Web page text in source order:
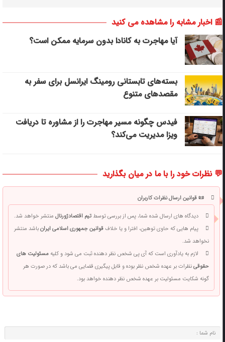
📰 اخبار مشابه را مشاهده می کنید
آیا مهاجرت به کانادا بدون سرمایه ممکن است؟
بسته‌های تابستانی رومینگ ایرانسل برای سفر به
مقصدهای متنوع
فیدس چگونه مسیر مهاجرت را از مشاوره تا دریافت
ویزا مدیریت می‌کند؟
💬 نظرات خود را با ما در میان بگذارید
📜 قوانین ارسال نظرات کاربران
دیدگاه های ارسال شده شما، پس از بررسی توسطتیم اقتصادژورنالمنتشر خواهد شد.
پیام هایی که حاوی توهین، افترا و یا خلافقوانین جمهوری اسلامی ایرانباشد منتشر
نخواهد شد.
لازم به یادآوری است که آی پی شخص نظر دهنده ثبت می شود و کلیهمسئولیت های
حقوقینظرات بر عهده شخص نظر بوده و قابل پیگیری قضایی می باشد که در صورت هر
گونه شکایت مسئولیت بر عهده شخص نظر دهنده خواهد بود.